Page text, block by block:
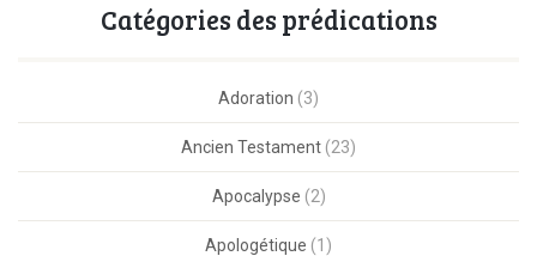
Catégories des prédications
Adoration (3)
Ancien Testament (23)
Apocalypse (2)
Apologétique (1)